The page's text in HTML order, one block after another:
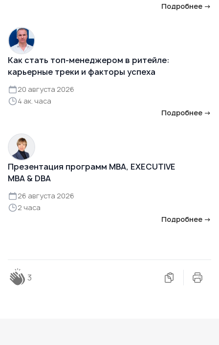
Подробнее →
Как стать топ-менеджером в ритейле:
карьерные треки и факторы успеха
20 августа 2026
4 ак. часа
Подробнее →
Презентация программ MBA, EXECUTIVE
MBA & DBA
26 августа 2026
2 часа
Подробнее →
3